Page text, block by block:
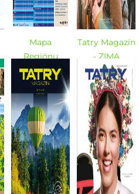
Mapa
Regiónu
Vysoké Tatry -
ZIMA
2021/2022
Tatry Magazín
- ZIMA
2021/2022